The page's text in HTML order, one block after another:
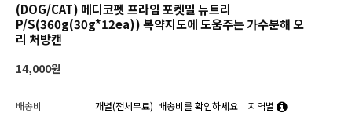
(DOG/CAT) 메디코펫 프라임 포켓밀 뉴트리
P/S(360g(30g*12ea)) 복약지도에 도움주는 가수분해 오
리 처방캔
14,000원
배송비 개별(전체무료) 배송비를 확인하세요
지역별